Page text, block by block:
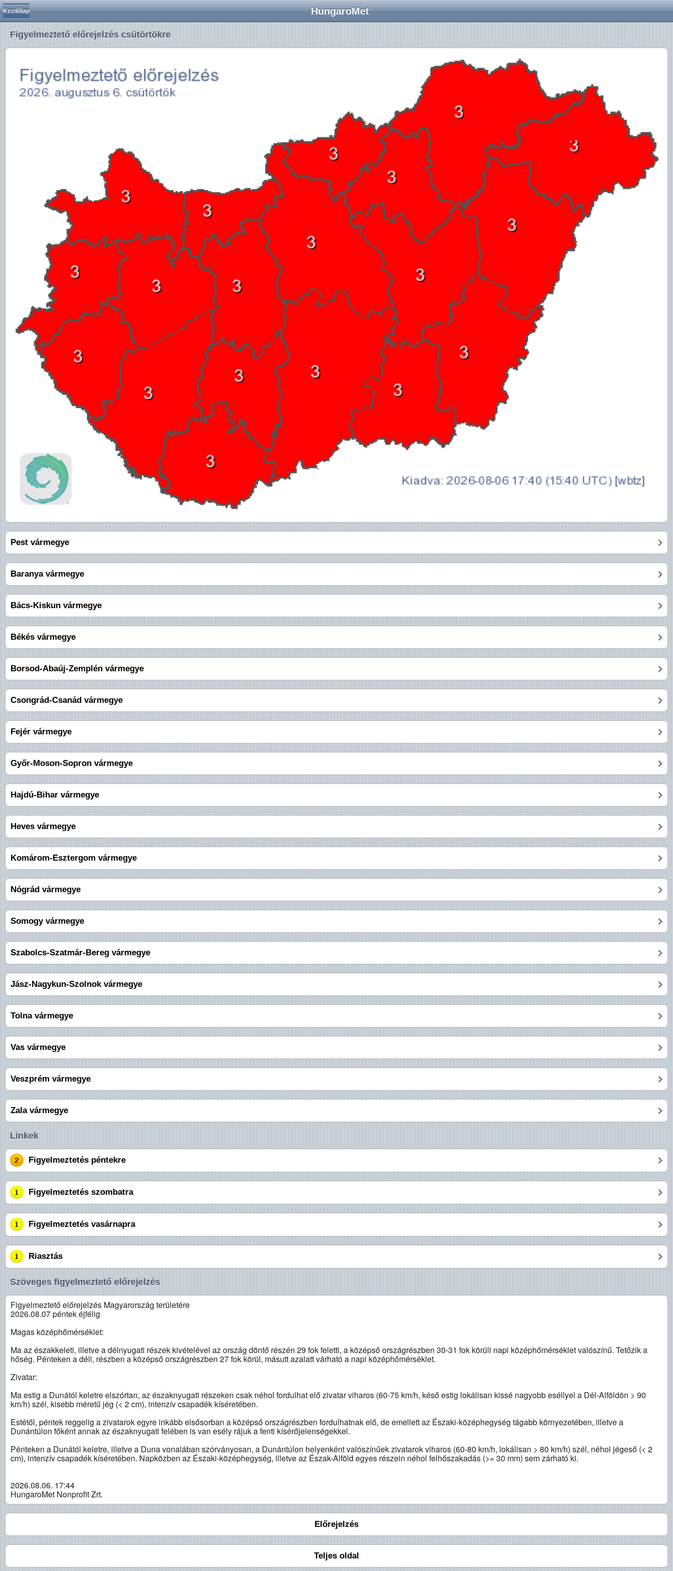
HungaroMet
Kezdőlap
Figyelmeztető előrejelzés csütörtökre
Pest vármegye
Baranya vármegye
Bács-Kiskun vármegye
Békés vármegye
Borsod-Abaúj-Zemplén vármegye
Csongrád-Csanád vármegye
Fejér vármegye
Győr-Moson-Sopron vármegye
Hajdú-Bihar vármegye
Heves vármegye
Komárom-Esztergom vármegye
Nógrád vármegye
Somogy vármegye
Szabolcs-Szatmár-Bereg vármegye
Jász-Nagykun-Szolnok vármegye
Tolna vármegye
Vas vármegye
Veszprém vármegye
Zala vármegye
Linkek
Figyelmeztetés péntekre
Figyelmeztetés szombatra
Figyelmeztetés vasárnapra
Riasztás
Szöveges figyelmeztető előrejelzés
Figyelmeztető előrejelzés Magyarország területére
2026.08.07 péntek éjfélig
Magas középhőmérséklet:
Ma az északkeleti, illetve a délnyugati részek kivételével az ország döntő részén 29 fok feletti, a középső országrészben 30-31 fok körüli napi középhőmérséklet valószínű. Tetőzik a
hőség. Pénteken a déli, részben a középső országrészben 27 fok körül, másutt azalatt várható a napi középhőmérséklet.
Zivatar:
Ma estig a Dunától keletre elszórtan, az északnyugati részeken csak néhol fordulhat elő zivatar viharos (60-75 km/h, késő estig lokálisan kissé nagyobb eséllyel a Dél-Alföldön > 90
km/h) szél, kisebb méretű jég (< 2 cm), intenzív csapadék kíséretében.
Estétől, péntek reggelig a zivatarok egyre inkább elsősorban a középső országrészben fordulhatnak elő, de emellett az Északi-középhegység tágabb környezetében, illetve a
Dunántúlon főként annak az északnyugati felében is van esély rájuk a fenti kísérőjelenségekkel.
Pénteken a Dunától keletre, illetve a Duna vonalában szórványosan, a Dunántúlon helyenként valószínűek zivatarok viharos (60-80 km/h, lokálisan > 80 km/h) szél, néhol jégeső (< 2
cm), intenzív csapadék kíséretében. Napközben az Északi-középhegység, illetve az Észak-Alföld egyes részein néhol felhőszakadás (>= 30 mm) sem zárható ki.
2026.08.06. 17:44
HungaroMet Nonprofit Zrt.
Előrejelzés
Teljes oldal